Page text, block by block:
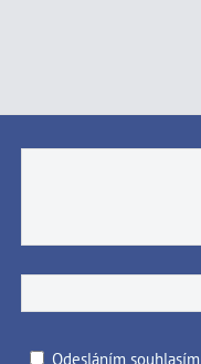
Odesláním souhlasím